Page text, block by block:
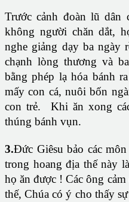
Trước cảnh đoàn lũ dân
không người chăn dắt,
nghe giảng dạy ba ngày
chạnh lòng thương và
bằng phép lạ hóa bánh
mấy con cá, nuôi bốn
con trẻ. Khi ăn xong
thúng bánh vụn.
3.Đức Giêsu bảo các
trong hoang địa thế này
họ ăn được ! Các ông
thế, Chúa có ý cho thấy